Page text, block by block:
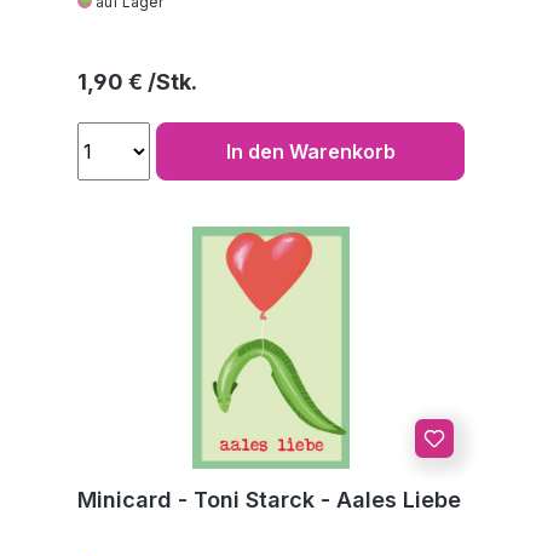
Regulärer Preis:
1,90 €
In den Warenkorb
Minicard - Toni Starck - Aales Liebe